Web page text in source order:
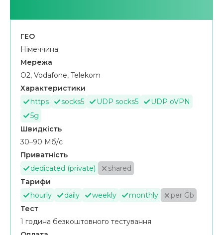
ГЕО
Німеччина
Мережа
O2, Vodafone, Telekom
Характеристики
https
socks5 UDP socks5
UDP oVPN
5g
Швидкість
30–90 Мб/с
Приватність
dedicated (private)
shared
Тарифи
hourly
daily weekly monthly
per Gb
Тест
1 година безкоштовного тестування